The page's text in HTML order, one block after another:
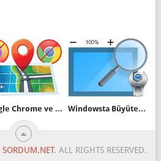
Google Chrome ve Firefox Konum bilginizi paylaşmasın Windowsta Büyüteç i devre dışı bırakın veya etkinleştirin
SORDUM.NET. ALL RIGHTS RESERVED.